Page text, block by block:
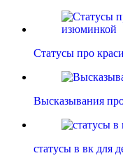
Статусы про
Высказывания
статусы в вк для